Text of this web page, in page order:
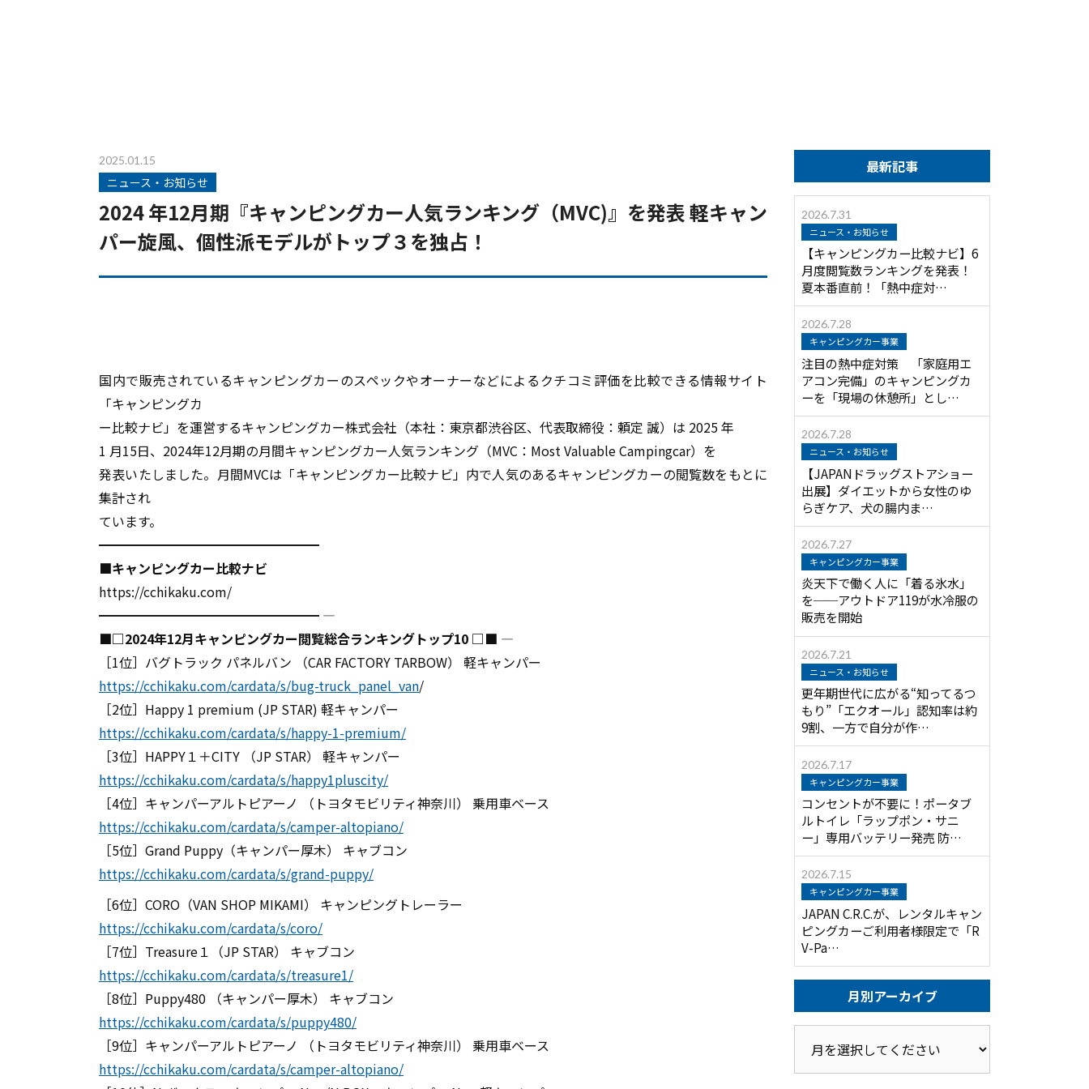
2025.01.15
ニュース・お知らせ
2024 年12月期『キャンピングカー人気ランキング（MVC)』を発表 軽キャン
パー旋風、個性派モデルがトップ３を独占！
国内で販売されているキャンピングカーのスペックやオーナーなどによるクチコミ評価を比較できる情報サイト
「キャンピングカ
ー比較ナビ」を運営するキャンピングカー株式会社（本社：東京都渋谷区、代表取締役：頼定 誠）は 2025 年
1 月15日、2024年12月期の月間キャンピングカー人気ランキング（MVC：Most Valuable Campingcar）を
発表いたしました。月間MVCは「キャンピングカー比較ナビ」内で人気のあるキャンピングカーの閲覧数をもとに
集計され
ています。
━━━━━━━━━━━━━━━━━
■キャンピングカー比較ナビ
https://cchikaku.com/
━━━━━━━━━━━━━━━━━ ――――――――――――――――――――――――――――――――――――――――
■□2024年12月キャンピングカー閲覧総合ランキングトップ10 □■ ――――――――――――――――――――――――――――――――――――――――
［1位］バグトラック パネルバン （CAR FACTORY TARBOW） 軽キャンパー
https://cchikaku.com/cardata/s/bug-truck_panel_van/
［2位］Happy 1 premium (JP STAR) 軽キャンパー
https://cchikaku.com/cardata/s/happy-1-premium/
［3位］HAPPY１＋CITY （JP STAR） 軽キャンパー
https://cchikaku.com/cardata/s/happy1pluscity/
［4位］キャンパーアルトピアーノ （トヨタモビリティ神奈川） 乗用車ベース
https://cchikaku.com/cardata/s/camper-altopiano/
［5位］Grand Puppy（キャンパー厚木） キャブコン
https://cchikaku.com/cardata/s/grand-puppy/
［6位］CORO（VAN SHOP MIKAMI） キャンピングトレーラー
https://cchikaku.com/cardata/s/coro/
［7位］Treasure１（JP STAR） キャブコン
https://cchikaku.com/cardata/s/treasure1/
［8位］Puppy480 （キャンパー厚木） キャブコン
https://cchikaku.com/cardata/s/puppy480/
［9位］キャンパーアルトピアーノ （トヨタモビリティ神奈川） 乗用車ベース
https://cchikaku.com/cardata/s/camper-altopiano/
最新記事
2026.7.31
ニュース・お知らせ
【キャンピングカー比較ナビ】6
月度閲覧数ランキングを発表！
夏本番直前！「熱中症対…
2026.7.28
キャンピングカー事業
注目の熱中症対策 「家庭用エ
アコン完備」のキャンピングカ
ーを「現場の休憩所」とし…
2026.7.28
ニュース・お知らせ
【JAPANドラッグストアショー
出展】ダイエットから女性のゆ
らぎケア、犬の腸内ま…
2026.7.27
キャンピングカー事業
炎天下で働く人に「着る氷水」
を──アウトドア119が水冷服の
販売を開始
2026.7.21
ニュース・お知らせ
更年期世代に広がる“知ってるつ
もり”「エクオール」認知率は約
9割、一方で自分が作…
2026.7.17
キャンピングカー事業
コンセントが不要に！ポータブ
ルトイレ「ラップポン・サニ
ー」専用バッテリー発売 防…
2026.7.15
キャンピングカー事業
JAPAN C.R.C.が、レンタルキャン
ピングカーご利用者様限定で「R
V-Pa…
月別アーカイブ